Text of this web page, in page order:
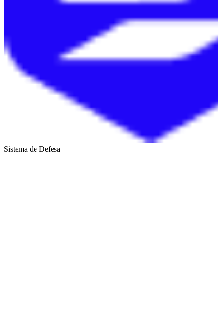
Sistema de Defesa